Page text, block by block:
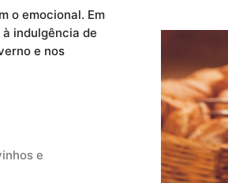
o emocional. Em
indulgência de
e nos
e